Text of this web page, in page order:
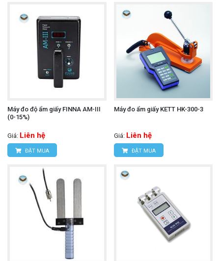
Máy đo độ ẩm giấy FINNA AM-III
(0-15%)
Giá: Liên hệ
ĐẶT MUA
Máy đo ẩm giấy KETT HK-300-3
Giá: Liên hệ
ĐẶT MUA